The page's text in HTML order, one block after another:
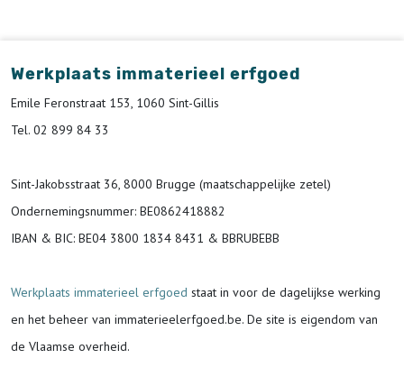
Werkplaats immaterieel erfgoed
Emile Feronstraat 153, 1060 Sint-Gillis
Tel. 02 899 84 33
Sint-Jakobsstraat 36, 8000 Brugge (maatschappelijke zetel)
Ondernemingsnummer: BE0862418882
IBAN & BIC: BE04 3800 1834 8431 & BBRUBEBB
Werkplaats immaterieel erfgoed staat in voor de dagelijkse werking
en het beheer van immaterieelerfgoed.be. De site is eigendom van
de Vlaamse overheid.